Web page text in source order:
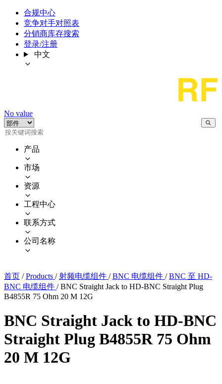
合规中心
竞争对手对照表
分销商库存搜索
登录/注册
中文
No value
产品
市场
资源
工程中心
联系方式
公司名称
首页 / Products / 射频电缆组件 / BNC 电缆组件 / BNC 至 HD-
BNC 电缆组件 / BNC Straight Jack to HD-BNC Straight Plug
B4855R 75 Ohm 20 M 12G
BNC Straight Jack to HD-BNC
Straight Plug B4855R 75 Ohm
20 M 12G